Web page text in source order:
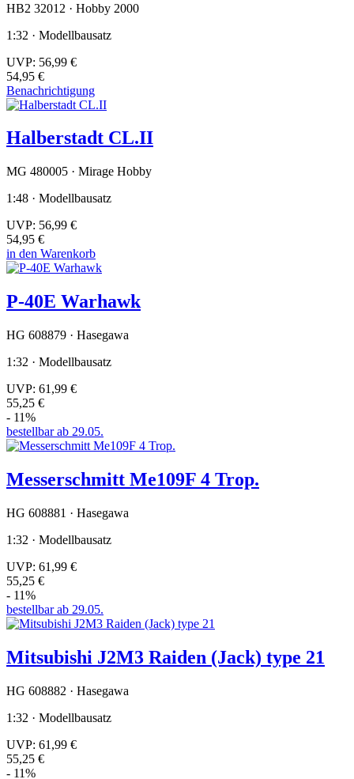
HB2 32012 · Hobby 2000
1:32 · Modellbausatz
UVP: 56,99 €
54,95 €
Benachrichtigung
Halberstadt CL.II
MG 480005 · Mirage Hobby
1:48 · Modellbausatz
UVP: 56,99 €
54,95 €
in den Warenkorb
P-40E Warhawk
HG 608879 · Hasegawa
1:32 · Modellbausatz
UVP: 61,99 €
55,25 €
- 11%
bestellbar ab 29.05.
Messerschmitt Me109F 4 Trop.
HG 608881 · Hasegawa
1:32 · Modellbausatz
UVP: 61,99 €
55,25 €
- 11%
bestellbar ab 29.05.
Mitsubishi J2M3 Raiden (Jack) type 21
HG 608882 · Hasegawa
1:32 · Modellbausatz
UVP: 61,99 €
55,25 €
- 11%